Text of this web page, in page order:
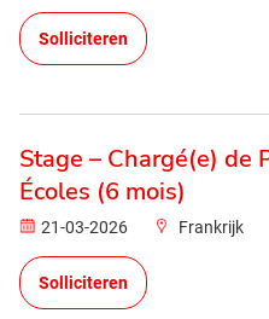
Solliciteren
Stage – Chargé(e) de
Écoles (6 mois)
21-03-2026 Frankrijk
Solliciteren